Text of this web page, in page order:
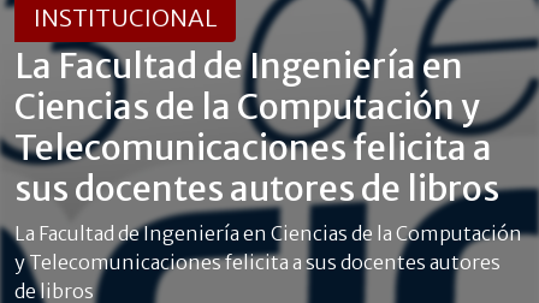
INSTITUCIONAL
La Facultad de Ingeniería en
Ciencias de la Computación y
Telecomunicaciones felicita a
sus docentes autores de libros
La Facultad de Ingeniería en Ciencias de la Computación
y Telecomunicaciones felicita a sus docentes autores
de libros